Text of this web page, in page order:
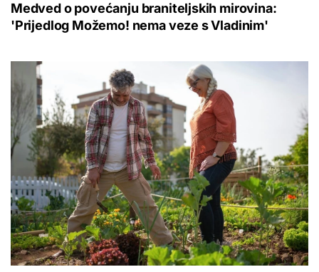
Medved o povećanju braniteljskih mirovina:
'Prijedlog Možemo! nema veze s Vladinim'